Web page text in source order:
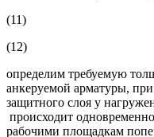
(11)
(12)
определим требуемую
анкеруемой арматуры,
защитного слоя у
происходит
рабочими площадкам